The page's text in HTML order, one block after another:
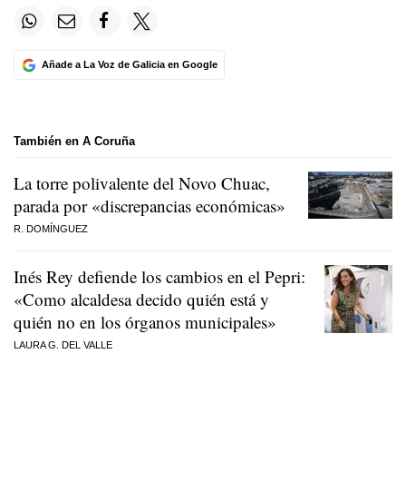
Añade a La Voz de Galicia en Google
También en A Coruña
La torre polivalente del Novo Chuac,
parada por «discrepancias económicas»
R. DOMÍNGUEZ
Inés Rey defiende los cambios en el Pepri:
«Como alcaldesa decido quién está y
quién no en los órganos municipales»
LAURA G. DEL VALLE